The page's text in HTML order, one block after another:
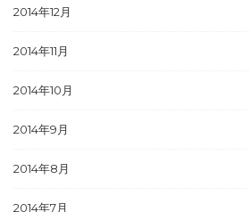
2014年12月
2014年11月
2014年10月
2014年9月
2014年8月
2014年7月